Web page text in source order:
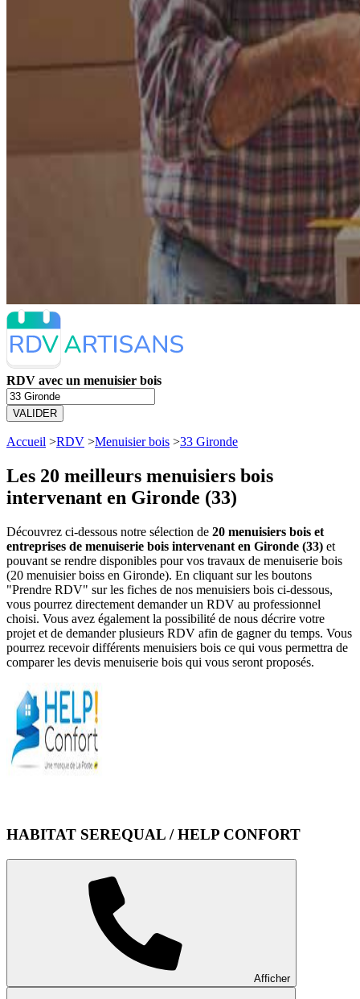
RDV avec un menuisier bois
VALIDER
Accueil >RDV >Menuisier bois >33 Gironde
Les 20 meilleurs menuisiers bois
intervenant en Gironde (33)
Découvrez ci-dessous notre sélection de 20 menuisiers bois et
entreprises de menuiserie bois intervenant en Gironde (33) et
pouvant se rendre disponibles pour vos travaux de menuiserie bois
(20 menuisier boiss en Gironde). En cliquant sur les boutons
"Prendre RDV" sur les fiches de nos menuisiers bois ci-dessous,
vous pourrez directement demander un RDV au professionnel
choisi. Vous avez également la possibilité de nous décrire votre
projet et de demander plusieurs RDV afin de gagner du temps. Vous
pourrez recevoir différents menuisiers bois ce qui vous permettra de
comparer les devis menuiserie bois qui vous seront proposés.
HABITAT SEREQUAL / HELP CONFORT
Afficher